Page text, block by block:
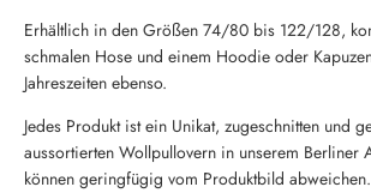
Erhältlich in den Größen 74/80 bis 122/128,
schmalen Hose und einem Hoodie oder
Jahreszeiten ebenso.
Jedes Produkt ist ein Unikat, zugeschnitten und
aussortierten Wollpullovern in unserem Berliner
können geringfügig vom Produktbild abweichen.